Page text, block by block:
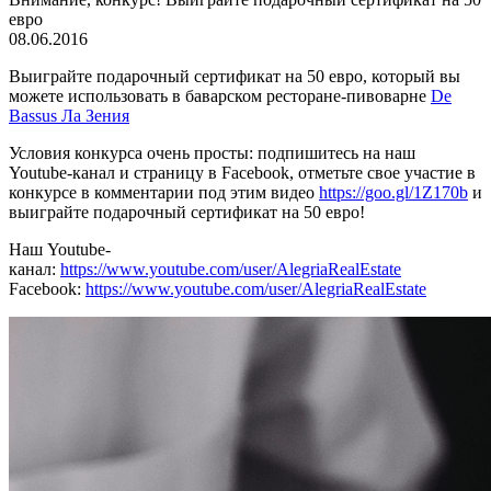
евро
08.06.2016
Выиграйте подарочный сертификат на 50 евро, который вы
можете использовать в баварском ресторане-пивоварне De
Bassus Ла Зения
Условия конкурса очень просты: подпишитесь на наш
Youtube-канал и страницу в Facebook, отметьте свое участие в
конкурсе в комментарии под этим видео https://goo.gl/1Z170b и
выиграйте подарочный сертификат на 50 евро!
Наш Youtube-
канал: https://www.youtube.com/user/AlegriaRealEstate
Facebook: https://www.youtube.com/user/AlegriaRealEstate